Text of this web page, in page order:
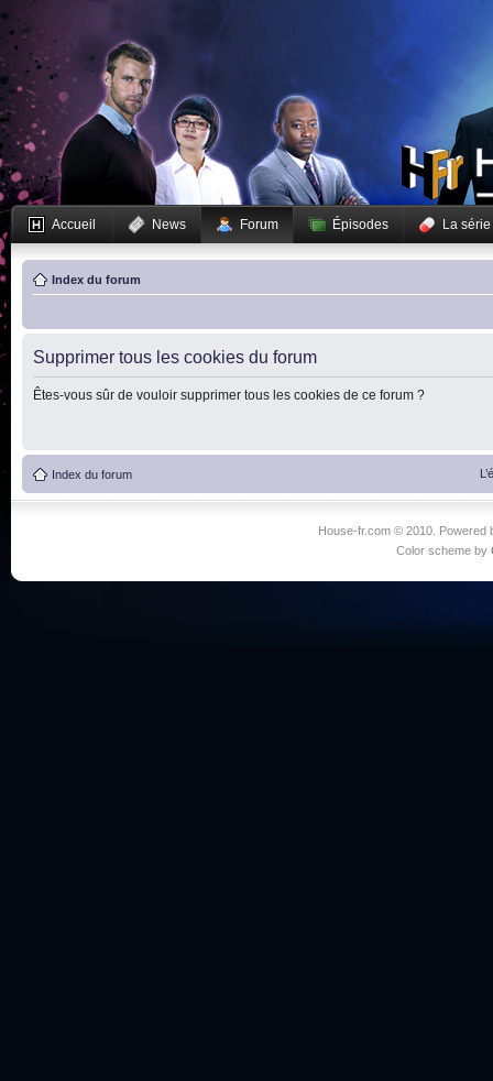
Accueil News Forum Épisodes La série
Index du forum
Supprimer tous les cookies du forum
Êtes-vous sûr de vouloir supprimer tous les cookies de ce forum ?
Index du forum
House-fr.com © 2010. Powered
Color scheme by